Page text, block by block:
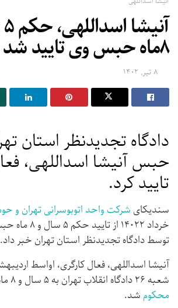
۸ماه حبس وی تایید شد
۸ تیر, ۱۴۰۲
دادگاه تجدیدنظر استان
حبس آنیشا اسداللهی،
تایید کرد.
سندیکای شرکت واحد اتوبوسرانی تهران و
خرداد ۱۴۰۲۲
توسط دادگاه تجدیدنظر استان تهران خبر داد.
شعبه ۲۶ دادگاه انقلاب تهران به ۵ سال و ۸ ماه حبس تعزیری
محکومشد.